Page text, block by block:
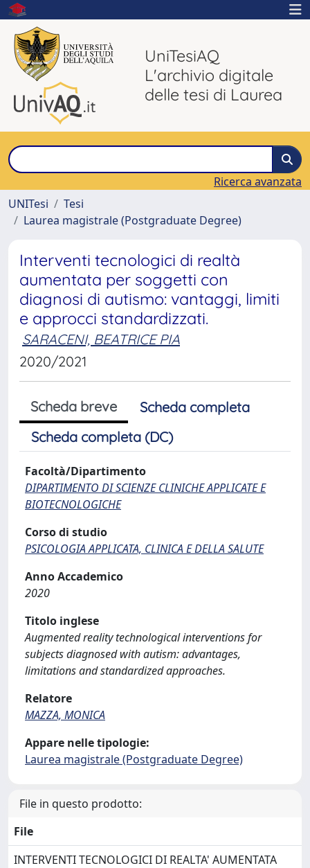
UniTesiAQ
L'archivio digitale
delle tesi di Laurea
Ricerca avanzata
UNITesi
Tesi
Laurea magistrale (Postgraduate Degree)
Interventi tecnologici di realtà
aumentata per soggetti con
diagnosi di autismo: vantaggi, limiti
e approcci standardizzati.
SARACENI, BEATRICE PIA
2020/2021
Scheda breve
Scheda completa
Scheda completa (DC)
Facoltà/Dipartimento
DIPARTIMENTO DI SCIENZE CLINICHE APPLICATE E
BIOTECNOLOGICHE
Corso di studio
PSICOLOGIA APPLICATA, CLINICA E DELLA SALUTE
Anno Accademico
2020
Titolo inglese
Augmented reality technological interventions for
subjects diagnosed with autism: advantages,
limitations and standardized approaches.
Relatore
MAZZA, MONICA
Appare nelle tipologie:
Laurea magistrale (Postgraduate Degree)
File in questo prodotto:
File
INTERVENTI TECNOLOGICI DI REALTA' AUMENTATA